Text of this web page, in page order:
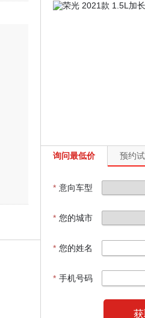
询问最低价 预约
* 意向车型
* 您的城市
* 您的姓名
* 手机号码